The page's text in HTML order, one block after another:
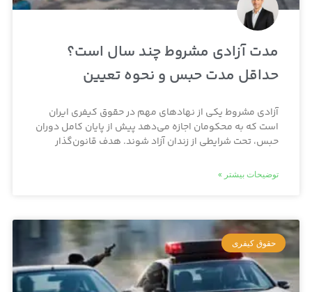
مدت آزادی مشروط چند سال است؟
حداقل مدت حبس و نحوه تعیین
آزادی مشروط یکی از نهادهای مهم در حقوق کیفری ایران
است که به محکومان اجازه می‌دهد پیش از پایان کامل دوران
حبس، تحت شرایطی از زندان آزاد شوند. هدف قانون‌گذار
توضیحات بیشتر »
حقوق کیفری